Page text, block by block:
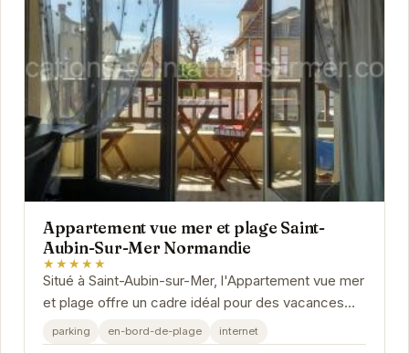
Appartement vue mer et plage Saint-
Aubin-Sur-Mer Normandie
★★★★★
Situé à Saint-Aubin-sur-Mer, l'Appartement vue mer
et plage offre un cadre idéal pour des vacances
reposantes. Avec un accès direct à la plage...
parking en-bord-de-plage internet